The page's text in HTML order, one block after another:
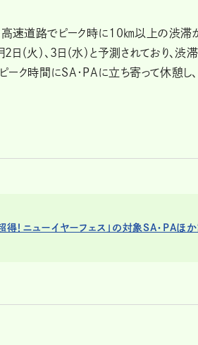
速道路でピーク時に10㎞以上の渋滞
月2日（火）、3日（水）と予測されており
ーク時間にSA・PAに立ち寄って休憩し、
超得！ニューイヤーフェス」の対象SA・PAほ